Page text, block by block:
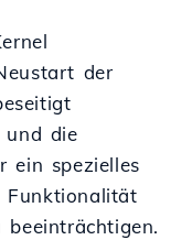
der
und die
ein spezielles
Funktionalität